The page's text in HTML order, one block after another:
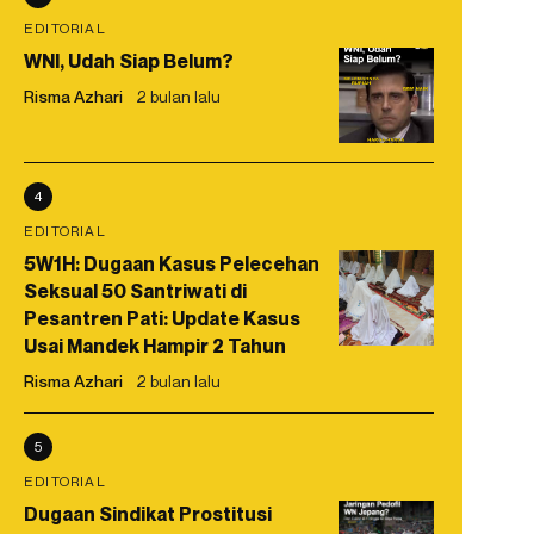
EDITORIAL
WNI, Udah Siap Belum?
Risma Azhari 2 bulan lalu
4
EDITORIAL
5W1H: Dugaan Kasus Pelecehan
Seksual 50 Santriwati di
Pesantren Pati: Update Kasus
Usai Mandek Hampir 2 Tahun
Risma Azhari 2 bulan lalu
5
EDITORIAL
Dugaan Sindikat Prostitusi